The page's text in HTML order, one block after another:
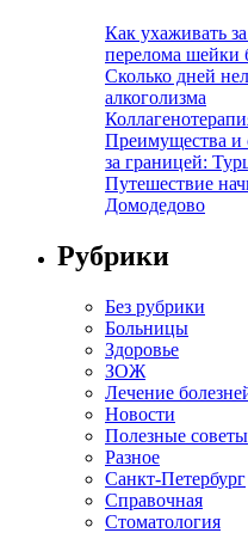
Как ухаживать
перелома шейки
Сколько дней
алкоголизма
Преимущества и
за границей:
Путешествие
Домодедово
Рубрики
Без рубрики
Больницы
Здоровье
ЗОЖ
Лечение
Новости
Полезные советы
Разное
Санкт-Петербург
Справочная
Стоматология